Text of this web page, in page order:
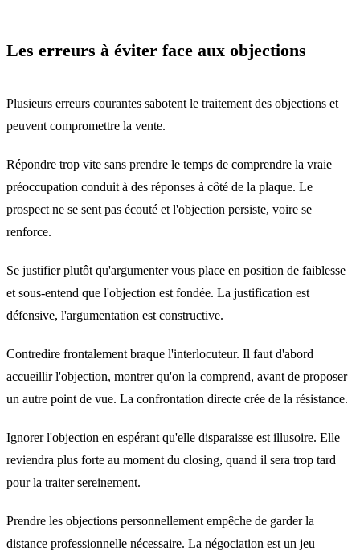
Les erreurs à éviter face aux objections
Plusieurs erreurs courantes sabotent le traitement des objections et
peuvent compromettre la vente.
Répondre trop vite sans prendre le temps de comprendre la vraie
préoccupation conduit à des réponses à côté de la plaque. Le
prospect ne se sent pas écouté et l'objection persiste, voire se
renforce.
Se justifier plutôt qu'argumenter vous place en position de faiblesse
et sous-entend que l'objection est fondée. La justification est
défensive, l'argumentation est constructive.
Contredire frontalement braque l'interlocuteur. Il faut d'abord
accueillir l'objection, montrer qu'on la comprend, avant de proposer
un autre point de vue. La confrontation directe crée de la résistance.
Ignorer l'objection en espérant qu'elle disparaisse est illusoire. Elle
reviendra plus forte au moment du closing, quand il sera trop tard
pour la traiter sereinement.
Prendre les objections personnellement empêche de garder la
distance professionnelle nécessaire. La négociation est un jeu